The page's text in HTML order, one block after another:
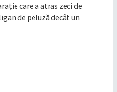
care a atras zeci de
de peluză decât un